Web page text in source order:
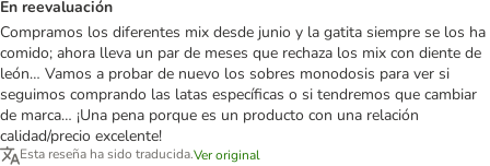
En reevaluación
Compramos los diferentes mix desde junio y la gatita siempre se los ha
comido; ahora lleva un par de meses que rechaza los mix con diente de
león… Vamos a probar de nuevo los sobres monodosis para ver si
seguimos comprando las latas específicas o si tendremos que cambiar
de marca… ¡Una pena porque es un producto con una relación
calidad/precio excelente!
Esta reseña ha sido traducida.Ver original